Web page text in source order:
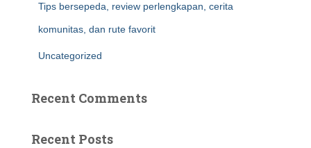
Tips bersepeda, review perlengkapan, cerita
komunitas, dan rute favorit
Uncategorized
Recent Comments
Recent Posts